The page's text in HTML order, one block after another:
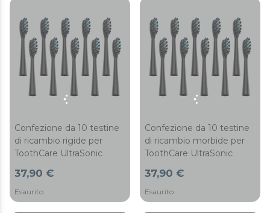
Confezione da 10 testine
di ricambio rigide per
ToothCare UltraSonic
37,90 €
Esaurito
Confezione da 10 testine
di ricambio morbide per
ToothCare UltraSonic
37,90 €
Esaurito